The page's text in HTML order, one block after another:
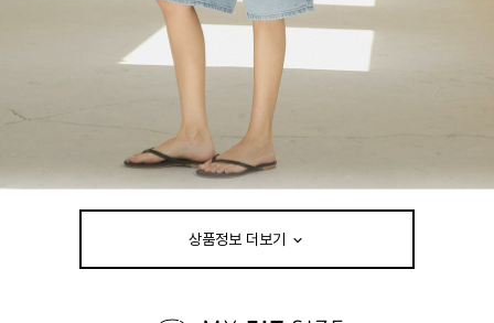
상품정보 더보기